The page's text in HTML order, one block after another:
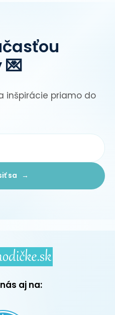
inšpirácie priamo do
sa →
aj na: